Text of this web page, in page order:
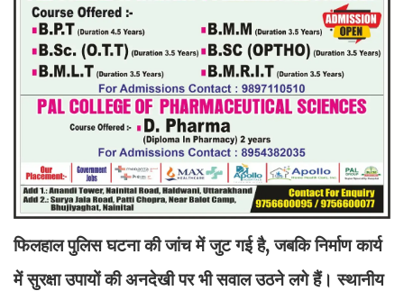
फिलहाल पुलिस घटना की जांच में जुट गई है, जबकि निर्माण कार्य
में सुरक्षा उपायों की अनदेखी पर भी सवाल उठने लगे हैं। स्थानीय